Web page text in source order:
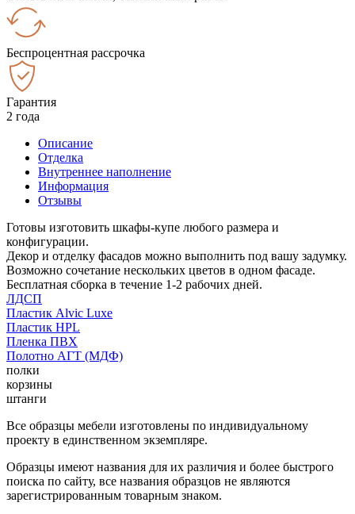
Беспроцентная рассрочка
Гарантия
2 года
Описание
Отделка
Внутреннее наполнение
Информация
Отзывы
Готовы изготовить шкафы-купе любого размера и
конфигурации.
Декор и отделку фасадов можно выполнить под вашу задумку.
Возможно сочетание нескольких цветов в одном фасаде.
Бесплатная сборка в течение 1-2 рабочих дней.
ЛДСП
Пластик Alvic Luxe
Пластик HPL
Пленка ПВХ
Полотно АГТ (МДФ)
полки
корзины
штанги
Все образцы мебели изготовлены по индивидуальному
проекту в единственном экземпляре.
Образцы имеют названия для их различия и более быстрого
поиска по сайту, все названия образцов не являются
зарегистрированным товарным знаком.